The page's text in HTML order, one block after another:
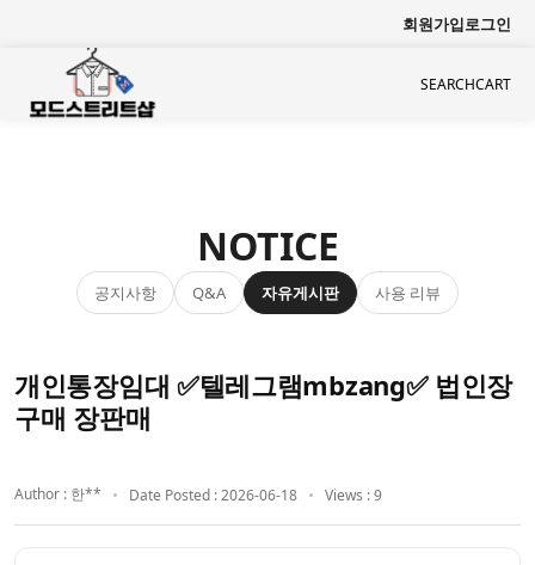
회원가입로그인
SEARCHCART
NOTICE
공지사항 Q&A 자유게시판 사용 리뷰
개인통장임대 ✅텔레그램mbzang✅ 법인장
구매 장판매
Author : 한** Date Posted : 2026-06-18 Views : 9